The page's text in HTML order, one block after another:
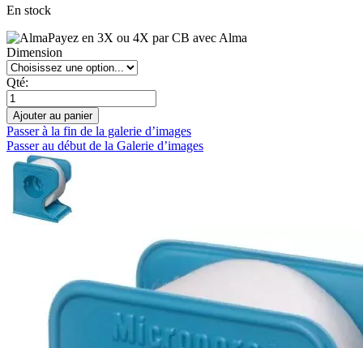
En stock
Payez en 3X ou 4X par CB avec Alma
Dimension
Qté:
Ajouter au panier
Passer à la fin de la galerie d’images
Passer au début de la Galerie d’images